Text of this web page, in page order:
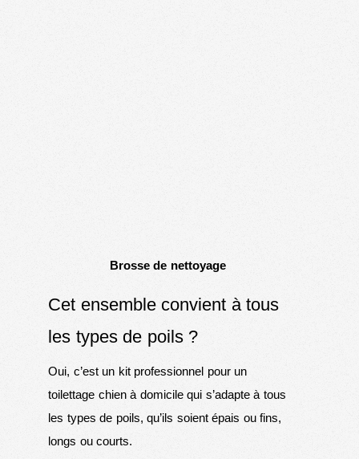
Brosse de nettoyage
Cet ensemble convient à tous
les types de poils ?
Oui, c’est un kit professionnel pour un
toilettage chien à domicile qui s’adapte à tous
les types de poils, qu’ils soient épais ou fins,
longs ou courts.